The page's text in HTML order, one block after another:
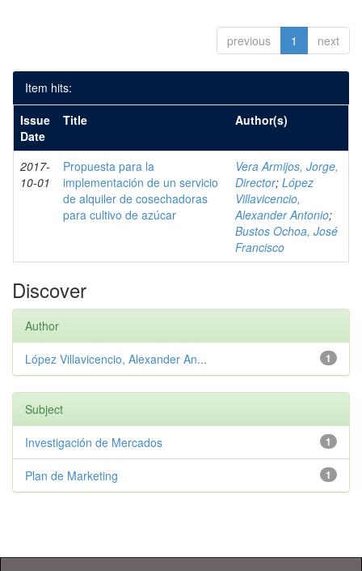
previous 1 next
Item hits:
Issue
Date
Title Author(s)
2017-
10-01
Propuesta para la
implementación de un servicio
de alquiler de cosechadoras
para cultivo de azúcar
Vera Armijos, Jorge,
Director; López
Villavicencio,
Alexander Antonio;
Bustos Ochoa, José
Francisco
Discover
Author
1
López Villavicencio, Alexander An...
Subject
1
Investigación de Mercados
1
Plan de Marketing